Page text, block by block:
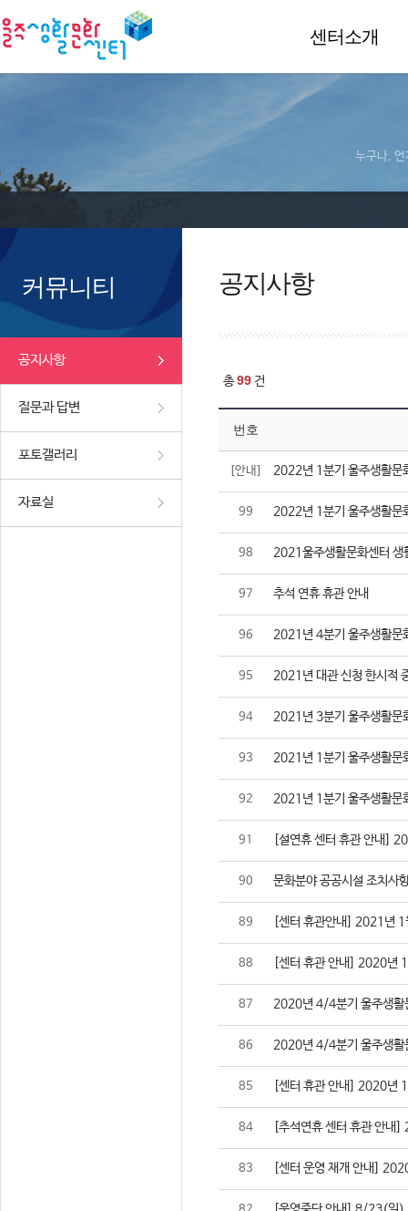
센터소개
누구나, 언
커뮤니티
공지사항
질문과 답변
포토갤러리
자료실
공지사항
총99 건
번호
[안내] 2022년 1분기 울주생활문
99 2022년 1분기 울주생활문
98 2021울주생활문화센터 생
97 추석 연휴 휴관 안내
96 2021년 4분기 울주생활문
95 2021년 대관 신청 한시적
94 2021년 3분기 울주생활문
93 2021년 1분기 울주생활문
92 2021년 1분기 울주생활문
91 [설연휴 센터 휴관 안내
90 문화분야 공공시설 조치사
89 [센터 휴관안내] 2021년 1
88 [센터 휴관 안내] 2020년
87 2020년 4/4분기 울주생활
86 2020년 4/4분기 울주생활
85 [센터 휴관 안내] 2020년
84 [추석연휴 센터 휴관 안
83 [센터 운영 재개 안내]